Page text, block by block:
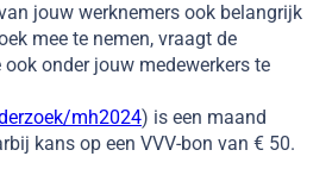
jouw werknemers ook belangrijk
mee te nemen, vraagt de
onder jouw medewerkers te
mh2024) is een maand
kans op een VVV-bon van € 50.